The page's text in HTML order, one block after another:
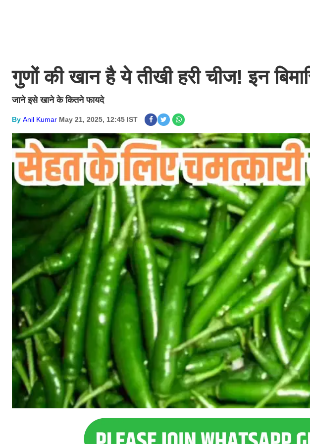
गुणों की खान है ये तीखी हरी चीज! इन
जाने इसे खाने के कितने फायदे
By Anil Kumar May 21, 2025, 12:45 IST